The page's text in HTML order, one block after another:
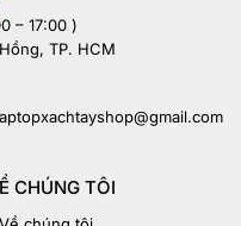
– 17:00 )
TP. HCM
CHÚNG TÔI